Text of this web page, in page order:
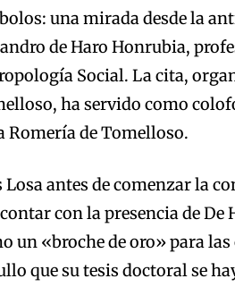
una mirada desde la
de Haro Honrubia,
Social. La cita,
ha servido como
Romería de Tomelloso.
Losa antes de comenzar la
con la presencia de
un «broche de oro» para
que su tesis doctoral se